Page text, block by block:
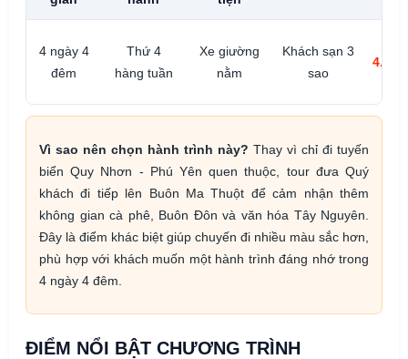
4 ngày 4
đêm
Thứ 4
hàng tuần
Xe giường
nằm
Khách sạn 3
sao
Vì sao nên chọn hành trình này? Thay vì chỉ đi tuyến
biển Quy Nhơn - Phú Yên quen thuộc, tour đưa Quý
khách đi tiếp lên Buôn Ma Thuột để cảm nhận thêm
không gian cà phê, Buôn Đôn và văn hóa Tây Nguyên.
Đây là điểm khác biệt giúp chuyến đi nhiều màu sắc hơn,
phù hợp với khách muốn một hành trình đáng nhớ trong
4 ngày 4 đêm.
ĐIỂM NỔI BẬT CHƯƠNG TRÌNH